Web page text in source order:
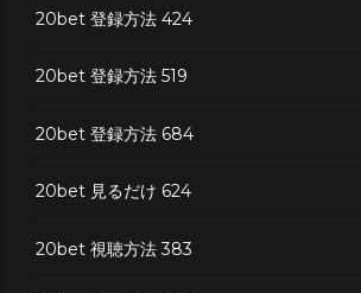
20bet 登録方法 424
20bet 登録方法 519
20bet 登録方法 684
20bet 見るだけ 624
20bet 視聴方法 383